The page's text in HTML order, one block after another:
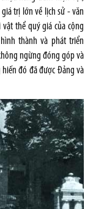
trị lớn về lịch sử - văn
thể quý giá của cộng
thành và phát triển
ngừng đóng góp và
đó đã được Đảng và